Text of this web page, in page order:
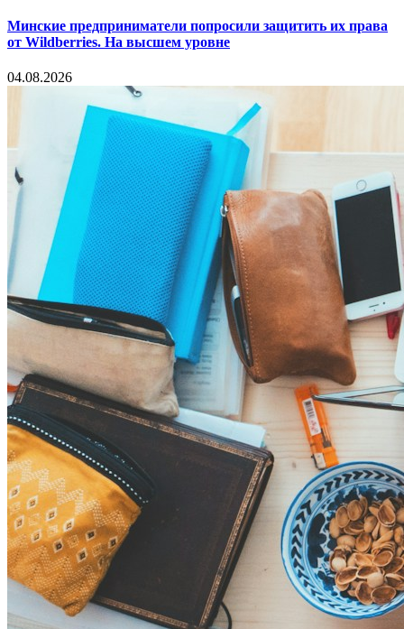
Минские предприниматели попросили защитить их права
от Wildberries. На высшем уровне
04.08.2026